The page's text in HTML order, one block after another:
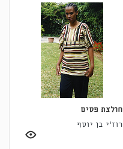
חולצת פסים
רוז'י בן יוסף